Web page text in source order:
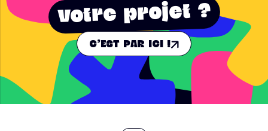
votre projet ?
C'EST PAR ICI !